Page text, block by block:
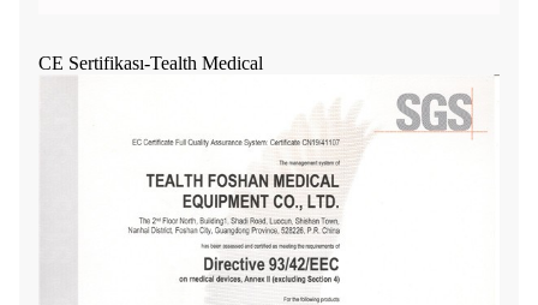
CE Sertifikası-Tealth Medical